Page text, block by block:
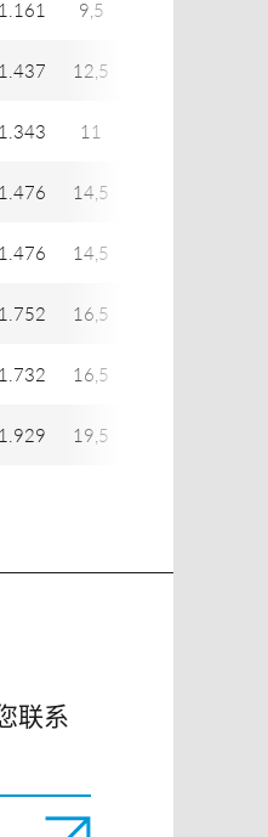
1.161 9,5
1.437 12,5
1.343 11
1.476 14,5
1.476 14,5
1.752 16,5
1.732 16,5
1.929 19,5
联系